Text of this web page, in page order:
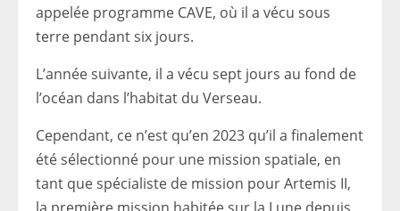
appelée programme CAVE, où il a vécu sous
terre pendant six jours.
L’année suivante, il a vécu sept jours au fond de
l’océan dans l’habitat du Verseau.
Cependant, ce n’est qu’en 2023 qu’il a finalement
été sélectionné pour une mission spatiale, en
tant que spécialiste de mission pour Artemis II,